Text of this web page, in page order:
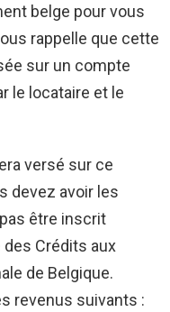
belge pour vous
rappelle que cette
sur un compte
le locataire et le
versé sur ce
devez avoir les
être inscrit
Crédits aux
de Belgique.
revenus suivants :